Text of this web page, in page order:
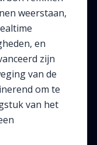
weerstaan,
en
zijn
van de
om te
van het